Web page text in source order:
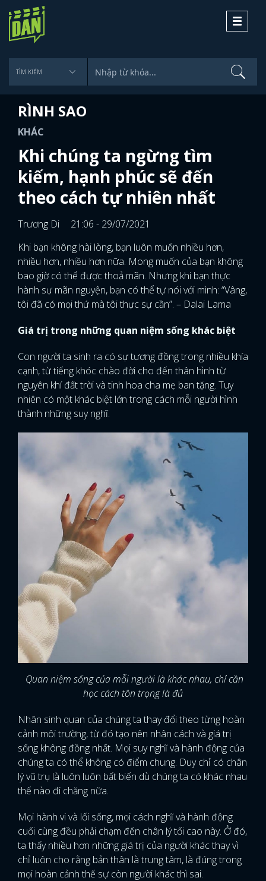
Toggle
RÌNH SAO
KHÁC
Khi chúng ta ngừng tìm
kiếm, hạnh phúc sẽ đến
theo cách tự nhiên nhất
Trương Di
21:06 - 29/07/2021
Khi bạn không hài lòng, bạn luôn muốn nhiều hơn,
nhiều hơn, nhiều hơn nữa. Mong muốn của bạn không
bao giờ có thể được thoả mãn. Nhưng khi bạn thực
hành sự mãn nguyện, bạn có thể tự nói với mình: “Vâng,
tôi đã có mọi thứ mà tôi thực sự cần”. – Dalai Lama
Giá trị trong những quan niệm sống khác biệt
Con người ta sinh ra có sự tương đồng trong nhiều khía
cạnh, từ tiếng khóc chào đời cho đến thân hình từ
nguyên khí đất trời và tinh hoa cha mẹ ban tặng. Tuy
nhiên có một khác biệt lớn trong cách mỗi người hình
thành những suy nghĩ.
Quan niệm sống của mỗi người là khác nhau, chỉ cần
học cách tôn trọng là đủ
Nhân sinh quan của chúng ta thay đổi theo từng hoàn
cảnh môi trường, từ đó tạo nên nhân cách và giá trị
sống không đồng nhất. Mọi suy nghĩ và hành động của
chúng ta có thể không có điểm chung. Duy chỉ có chân
lý vũ trụ là luôn luôn bất biến dù chúng ta có khác nhau
thế nào đi chăng nữa.
Mọi hành vi và lối sống, mọi cách nghĩ và hành động
cuối cùng đều phải chạm đến chân lý tối cao này. Ở đó,
ta thấy nhiều hơn những giá trị của người khác thay vì
chỉ luôn cho rằng bản thân là trung tâm, là đúng trong
mọi hoàn cảnh thế sự còn người khác thì sai.